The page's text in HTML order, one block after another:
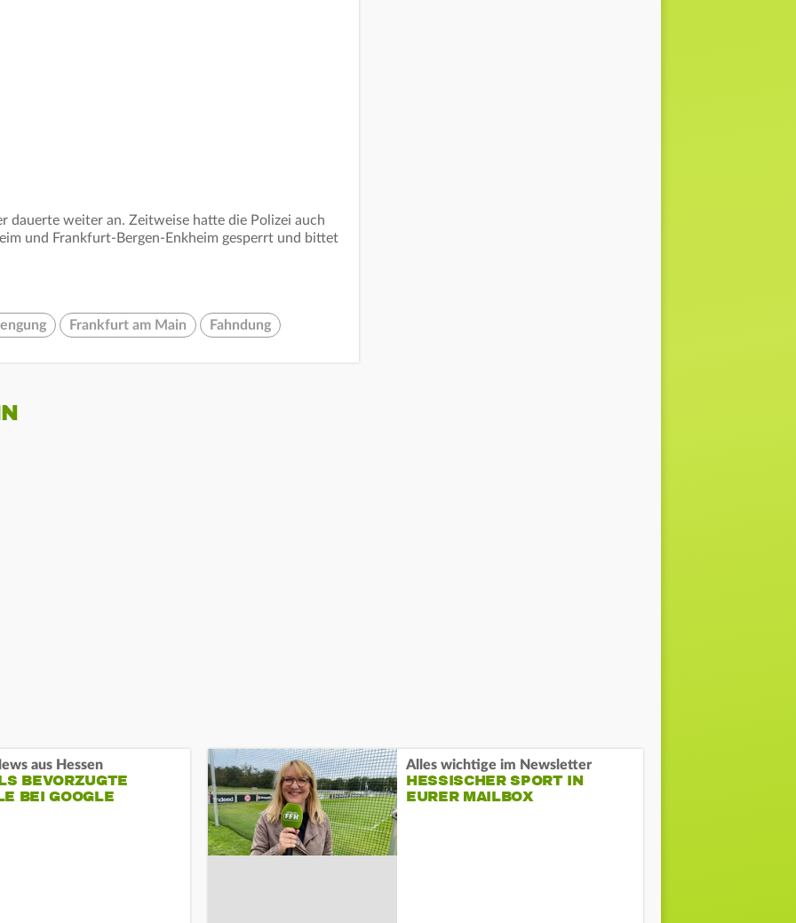
dauerte weiter an. Zeitweise hatte die Polizei auch
und Frankfurt-Bergen-Enkheim gesperrt und bittet
Frankfurt am Main Fahndung
aus Hessen
BEVORZUGTE
BEI GOOGLE
Alles wichtige im Newsletter
HESSISCHER SPORT IN
EURER MAILBOX